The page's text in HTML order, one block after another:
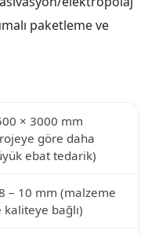
paketleme ve
× 3000 mm
göre daha
ebat tedarik)
– 10 mm (malzeme
kaliteye bağlı)